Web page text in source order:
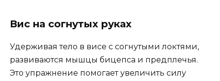
Вис на согнутых руках
Удерживая тело в висе с согнутыми локтями,
развиваются мышцы бицепса и предплечья.
Это упражнение помогает увеличить силу